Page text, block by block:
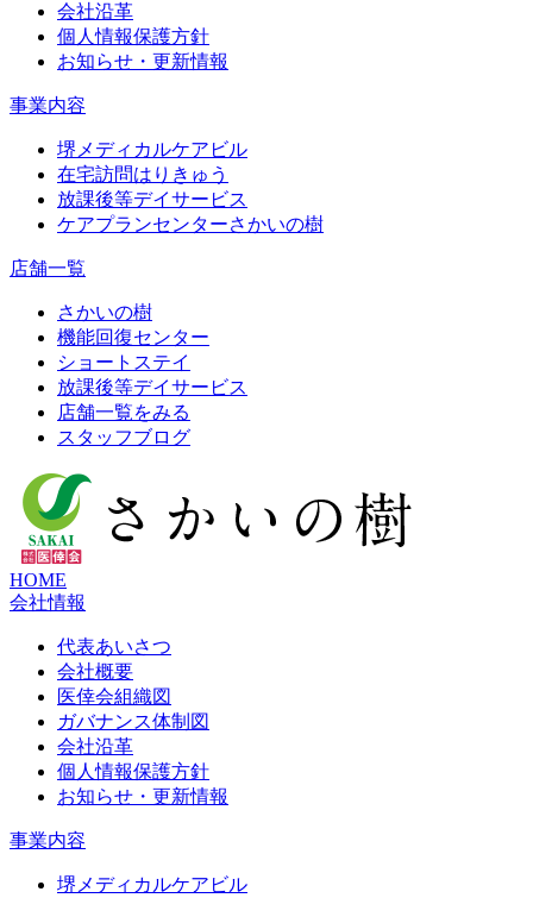
会社沿革
個人情報保護方針
お知らせ・更新情報
事業内容
堺メディカルケアビル
在宅訪問はりきゅう
放課後等デイサービス
ケアプランセンターさかいの樹
店舗一覧
さかいの樹
機能回復センター
ショートステイ
放課後等デイサービス
店舗一覧をみる
スタッフブログ
HOME
会社情報
代表あいさつ
会社概要
医倖会組織図
ガバナンス体制図
会社沿革
個人情報保護方針
お知らせ・更新情報
事業内容
堺メディカルケアビル